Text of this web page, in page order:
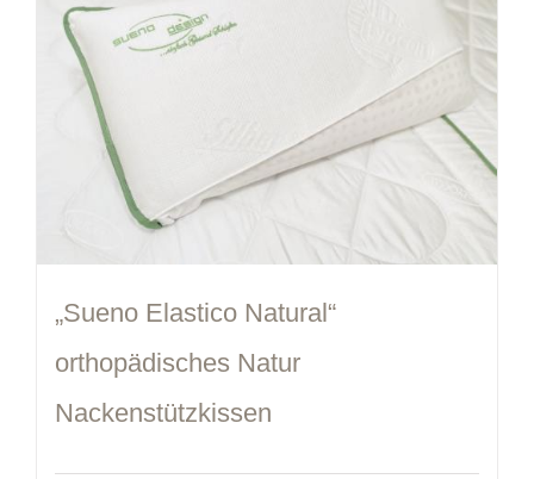
„Sueno Elastico Natural“
orthopädisches Natur
Nackenstützkissen